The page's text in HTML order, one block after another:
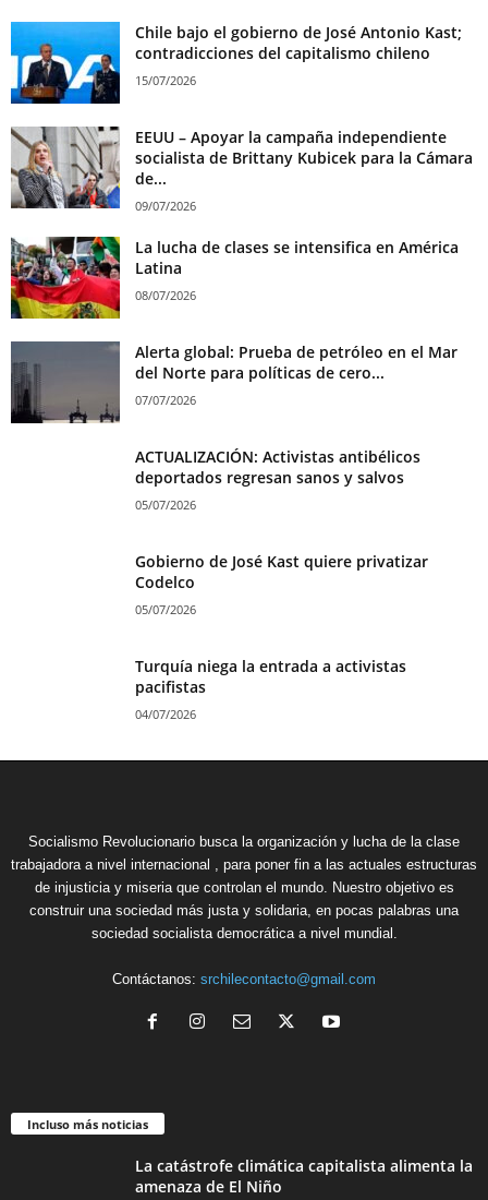
Chile bajo el gobierno de José Antonio Kast;
contradicciones del capitalismo chileno
15/07/2026
EEUU – Apoyar la campaña independiente
socialista de Brittany Kubicek para la Cámara
de...
09/07/2026
La lucha de clases se intensifica en América
Latina
08/07/2026
Alerta global: Prueba de petróleo en el Mar
del Norte para políticas de cero...
07/07/2026
ACTUALIZACIÓN: Activistas antibélicos
deportados regresan sanos y salvos
05/07/2026
Gobierno de José Kast quiere privatizar
Codelco
05/07/2026
Turquía niega la entrada a activistas
pacifistas
04/07/2026
Socialismo Revolucionario busca la organización y lucha de la clase
trabajadora a nivel internacional , para poner fin a las actuales estructuras
de injusticia y miseria que controlan el mundo. Nuestro objetivo es
construir una sociedad más justa y solidaria, en pocas palabras una
sociedad socialista democrática a nivel mundial.
Contáctanos: srchilecontacto@gmail.com
Incluso más noticias
La catástrofe climática capitalista alimenta la
amenaza de El Niño